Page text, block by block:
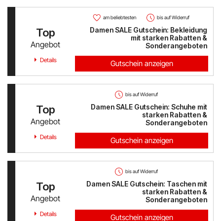
am beliebtesten bis auf Widerruf
Top
Angebot
Damen SALE Gutschein: Bekleidung
mit starken Rabatten &
Sonderangeboten
Details Gutschein anzeigen
bis auf Widerruf
Top
Angebot
Damen SALE Gutschein: Schuhe mit
starken Rabatten &
Sonderangeboten
Details Gutschein anzeigen
bis auf Widerruf
Top
Angebot
Damen SALE Gutschein: Taschen mit
starken Rabatten &
Sonderangeboten
Details Gutschein anzeigen